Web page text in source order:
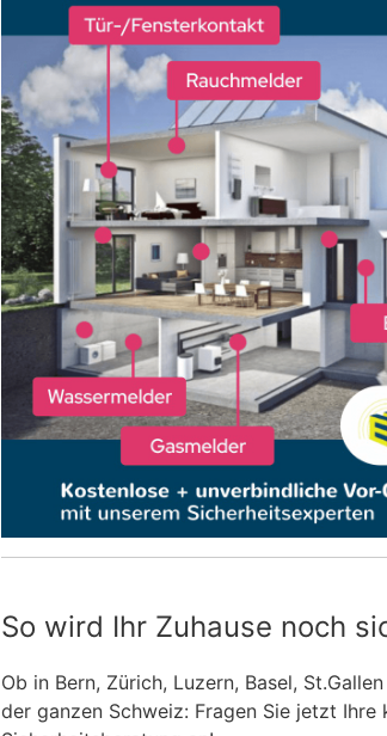
So wird Ihr Zuhause noch
Ob in Bern, Zürich, Luzern, Basel,
der ganzen Schweiz: Fragen Sie jetzt Ihre